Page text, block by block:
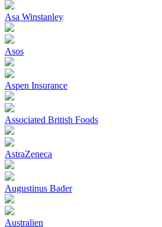
Asa Winstanley
Asos
Aspen Insurance
Associated British Foods
AstraZeneca
Augustinus Bader
Australien